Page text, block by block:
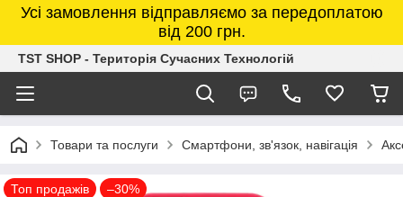
Усі замовлення відправляємо за передоплатою
від 200 грн.
TST SHOP - Територія Сучасних Технологій
Товари та послуги Смартфони, зв'язок, навігація
Топ продажів –30%